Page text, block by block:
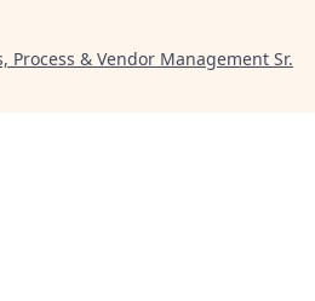
Process & Vendor Management Sr.